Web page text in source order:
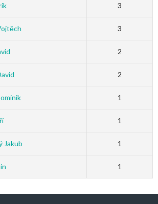
3
3
2
2
1
1
Jakub 1
1